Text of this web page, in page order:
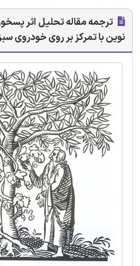
ترجمه مقاله تحلیل اثر
نوین با تمرکز بر روی خودروی